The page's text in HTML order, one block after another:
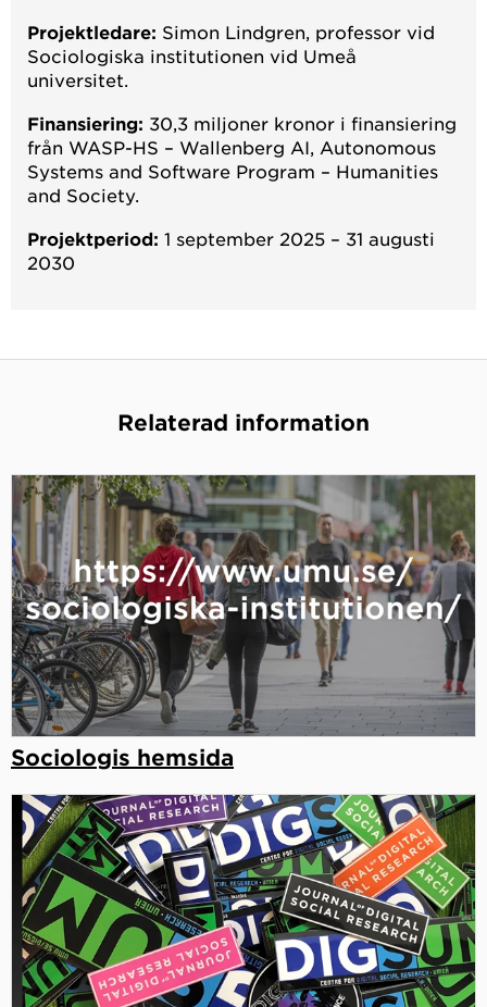
Projektledare: Simon Lindgren, professor vid
Sociologiska institutionen vid Umeå
universitet.
Finansiering: 30,3 miljoner kronor i finansiering
från WASP-HS – Wallenberg AI, Autonomous
Systems and Software Program – Humanities
and Society.
Projektperiod: 1 september 2025 – 31 augusti
2030
Relaterad information
Sociologis hemsida